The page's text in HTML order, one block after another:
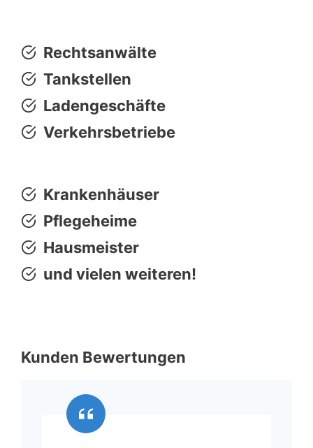
Rechtsanwälte
Tankstellen
Ladengeschäfte
Verkehrsbetriebe
Krankenhäuser
Pflegeheime
Hausmeister
und vielen weiteren!
Kunden Bewertungen